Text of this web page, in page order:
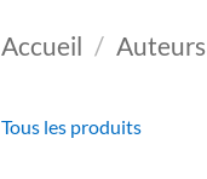
Accueil / Auteurs
Tous les produits